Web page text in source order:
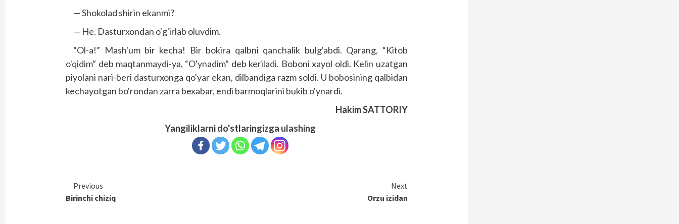
— Shokolad shirin ekanmi?
— He. Dasturxondan o'g'irlab oluvdim.
“Ol-a!” Mash'um bir kecha! Bir bokira qalbni qanchalik bulg'abdi. Qarang, “Kitob
o'qidim” deb maqtanmaydi-ya, “O'ynadim” deb keriladi. Boboni xayol oldi. Kelin uzatgan
piyolani nari-beri dasturxonga qo'yar ekan, dilbandiga razm soldi. U bobosining qalbidan
kechayotgan bo'rondan zarra bexabar, endi barmoqlarini bukib o'ynardi.
Hakim SATTORIY
Yangiliklarni do'stlaringizga ulashing
Continue
Reading
Previous
Birinchi chiziq
Next
Orzu izidan